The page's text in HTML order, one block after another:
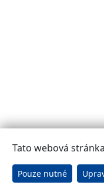
Tato webová
Pouze nutné